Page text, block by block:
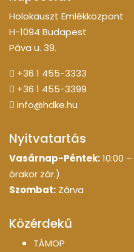
Holokauszt Emlékközpont
H-1094 Budapest
Páva u. 39.
+36 1 455-3333
+36 1 455-3399
info@hdke.hu
Nyitvatartás
Vasárnap-Péntek:10:00
órakor zár.)
Szombat: Zárva
Közérdekű
TÁMOP